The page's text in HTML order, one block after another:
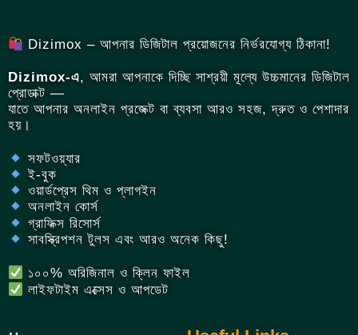
Dizimox – আপনার ডিজিটাল প্রয়োজনের নির্ভরযোগ্য ঠিকানা!
Dizimox-এ, আমরা আপনাকে দিচ্ছি সাশ্রয়ী মূল্যে উচ্চমানের ডিজিটাল
প্রোডাক্ট —
যাতে আপনার অনলাইন প্রজেক্ট বা ব্যবসা আরও সহজ, দ্রুত ও পেশাদার
হয়।
সফটওয়্যার
ই-বুক
ওয়ার্ডপ্রেস থিম ও প্লাগইন
অনলাইন কোর্স
গ্রাফিক্স রিসোর্স
সাবস্ক্রিপশন টুলস এবং আরও অনেক কিছু!
১০০% অরিজিনাল ও ক্লিন ফাইল
লাইফটাইম এক্সেস ও আপডেট